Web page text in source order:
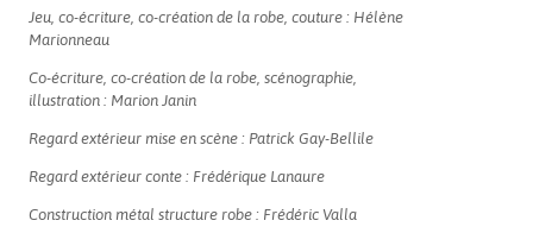
Jeu, co-écriture, co-création de la robe, couture : Hélène
Marionneau
Co-écriture, co-création de la robe, scénographie,
illustration : Marion Janin
Regard extérieur mise en scène : Patrick Gay-Bellile
Regard extérieur conte : Frédérique Lanaure
Construction métal structure robe : Frédéric Valla